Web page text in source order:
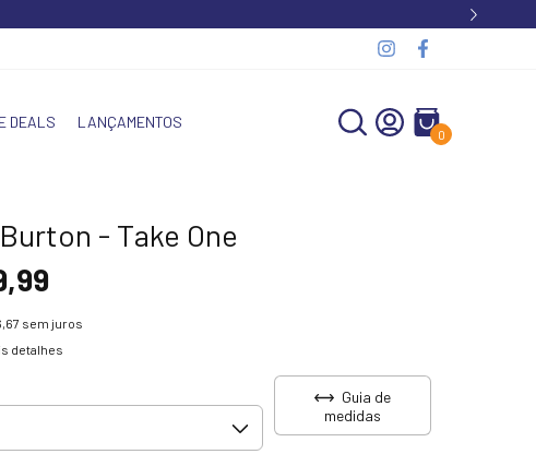
DEALS LANÇAMENTOS
0
- Take One
sem juros
detalhes
Guia de
medidas